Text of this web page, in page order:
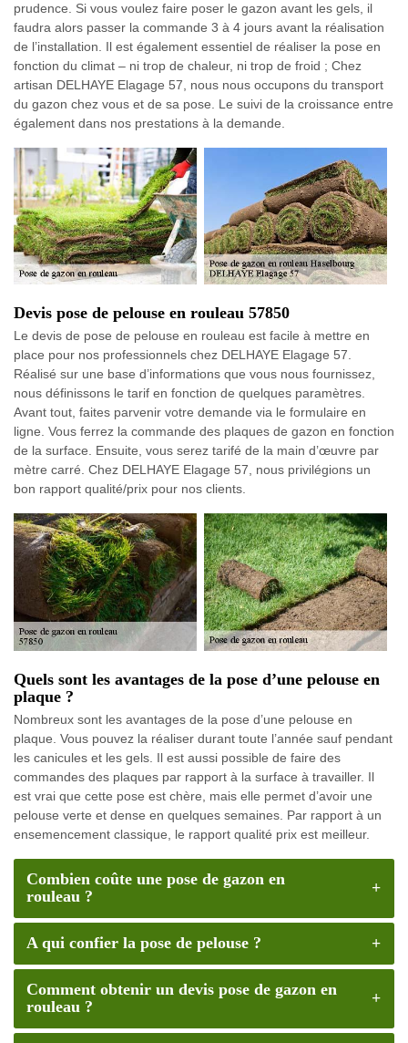
prudence. Si vous voulez faire poser le gazon avant les gels, il
faudra alors passer la commande 3 à 4 jours avant la réalisation
de l’installation. Il est également essentiel de réaliser la pose en
fonction du climat – ni trop de chaleur, ni trop de froid ; Chez
artisan DELHAYE Elagage 57, nous nous occupons du transport
du gazon chez vous et de sa pose. Le suivi de la croissance entre
également dans nos prestations à la demande.
Devis pose de pelouse en rouleau 57850
Le devis de pose de pelouse en rouleau est facile à mettre en
place pour nos professionnels chez DELHAYE Elagage 57.
Réalisé sur une base d’informations que vous nous fournissez,
nous définissons le tarif en fonction de quelques paramètres.
Avant tout, faites parvenir votre demande via le formulaire en
ligne. Vous ferrez la commande des plaques de gazon en fonction
de la surface. Ensuite, vous serez tarifé de la main d’œuvre par
mètre carré. Chez DELHAYE Elagage 57, nous privilégions un
bon rapport qualité/prix pour nos clients.
Quels sont les avantages de la pose d’une pelouse en
plaque ?
Nombreux sont les avantages de la pose d’une pelouse en
plaque. Vous pouvez la réaliser durant toute l’année sauf pendant
les canicules et les gels. Il est aussi possible de faire des
commandes des plaques par rapport à la surface à travailler. Il
est vrai que cette pose est chère, mais elle permet d’avoir une
pelouse verte et dense en quelques semaines. Par rapport à un
ensemencement classique, le rapport qualité prix est meilleur.
Combien coûte une pose de gazon en
rouleau ?
A qui confier la pose de pelouse ?
Comment obtenir un devis pose de gazon en
rouleau ?